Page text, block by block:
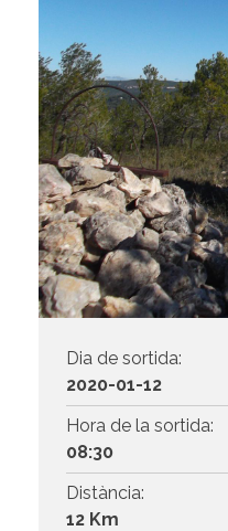
Dia de sortida:
2020-01-12
Hora de la sortida:
08:30
Distància:
12 Km